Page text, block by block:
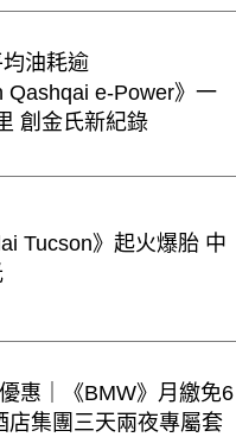
油耗逾
Qashqai e-Power》一
創金氏新紀錄
Tucson》起火爆胎 中
惠｜《BMW》月繳免6
店集團三天兩夜專屬套